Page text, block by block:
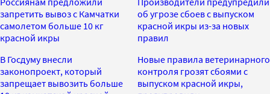
запретить вывоз с Камчатки
самолетом больше 10 кг
красной икры
В Госдуму внесли
законопроект, который
запрещает вывозить больше
об угрозе сбоев с выпуском
красной икры из-за новых
правил
Новые правила ветеринарного
контроля грозят сбоями с
выпуском красной икры,